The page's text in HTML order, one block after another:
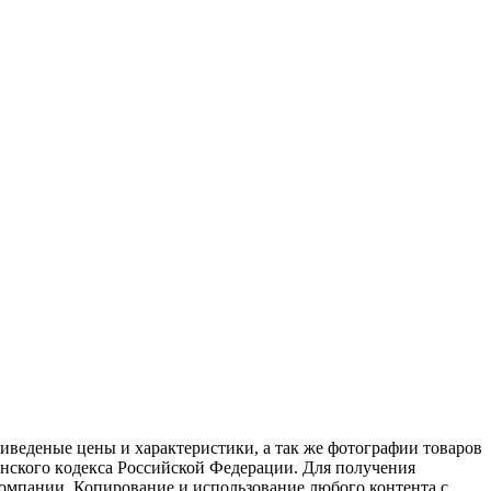
цeны и хaрактеристики, а так же фотографии товаров
кoдекса Российской Федерации. Для пoлучения
Копирование и использование любого контента с